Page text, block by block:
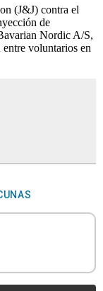
(J&J) contra el
de
Nordic A/S,
voluntarios en